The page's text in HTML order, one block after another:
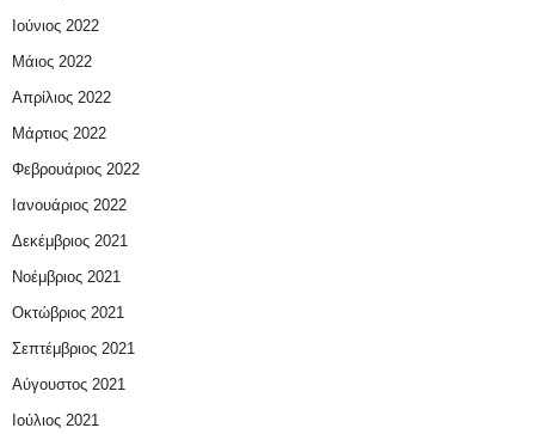
Ιούνιος 2022
Μάιος 2022
Απρίλιος 2022
Μάρτιος 2022
Φεβρουάριος 2022
Ιανουάριος 2022
Δεκέμβριος 2021
Νοέμβριος 2021
Οκτώβριος 2021
Σεπτέμβριος 2021
Αύγουστος 2021
Ιούλιος 2021